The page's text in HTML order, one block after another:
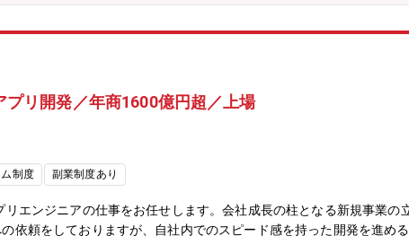
プリ開発／年商1600億円超／上場
制度 副業制度あり
リエンジニアの仕事をお任せします。会社成長の柱となる新規事業の
依頼をしておりますが、自社内でのスピード感を持った開発を進め